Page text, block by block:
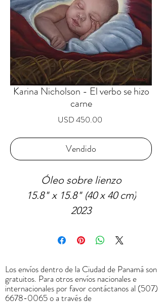
Karina Nicholson - El verbo se hizo
carne
USD 450.00Precio
Vendido
Óleo sobre lienzo
15.8" x 15.8" (40 x 40 cm)
2023
Los envíos dentro de la Ciudad de Panamá son
gratuitos. Para otros envíos nacionales e
internacionales por favor contáctanos al (507)
6678-0065o a través de